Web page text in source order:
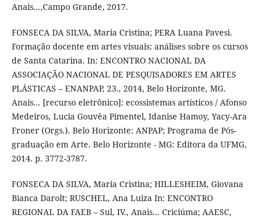
Anais...,Campo Grande, 2017.
FONSECA DA SILVA, Maria Cristina; PERA Luana Pavesi.
Formação docente em artes visuais: análises sobre os cursos
de Santa Catarina. In: ENCONTRO NACIONAL DA
ASSOCIAÇÃO NACIONAL DE PESQUISADORES EM ARTES
PLÁSTICAS – ENANPAP, 23., 2014, Belo Horizonte, MG.
Anais... [recurso eletrônico]: ecossistemas artísticos / Afonso
Medeiros, Lucia Gouvêa Pimentel, Idanise Hamoy, Yacy-Ara
Froner (Orgs.). Belo Horizonte: ANPAP; Programa de Pós-
graduação em Arte. Belo Horizonte - MG: Editora da UFMG,
2014. p. 3772-3787.
FONSECA DA SILVA, Maria Cristina; HILLESHEIM, Giovana
Bianca Darolt; RUSCHEL, Ana Luiza In: ENCONTRO
REGIONAL DA FAEB – Sul, IV., Anais... Criciúma; AAESC,